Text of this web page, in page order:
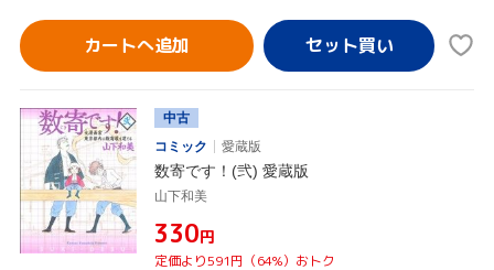
カートへ追加
中古
コミック
愛蔵版
数寄です！(弐) 愛蔵版
山下和美
¥330円
定価より591円（64%）おトク